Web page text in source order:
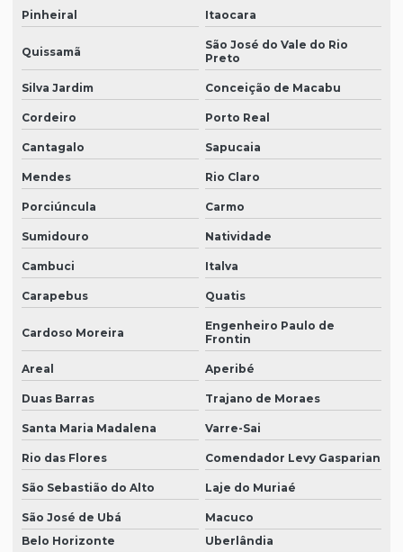
Pinheiral Itaocara
Quissamã
São José do Vale do Rio
Preto
Silva Jardim Conceição de Macabu
Cordeiro Porto Real
Cantagalo Sapucaia
Mendes Rio Claro
Porciúncula Carmo
Sumidouro Natividade
Cambuci Italva
Carapebus Quatis
Cardoso Moreira
Engenheiro Paulo de
Frontin
Areal Aperibé
Duas Barras Trajano de Moraes
Santa Maria Madalena Varre-Sai
Rio das Flores Comendador Levy Gasparian
São Sebastião do Alto Laje do Muriaé
São José de Ubá
Macuco
Belo Horizonte
Uberlândia